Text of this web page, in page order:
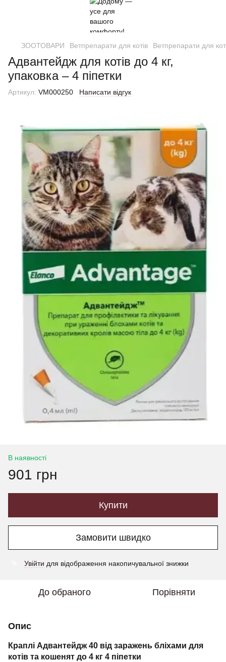
ЗООТОВАРИ Ветпрепарати для котів Ветпрепарати для
Адвантейдж для котів до 4 кг,
упаковка – 4 піпетки
Артикул: VM000250 Написати відгук
В наявності
901 грн
Купити
Замовити швидко
Увійти для відображення накопичувальної знижки
До обраного Порівняти
Опис
Краплі Адвантейдж 40 від заражень бліхами для
котів та кошенят до 4 кг 4 піпетки